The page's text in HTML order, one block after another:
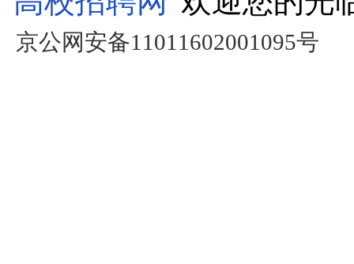
京公网安备11011602001095号